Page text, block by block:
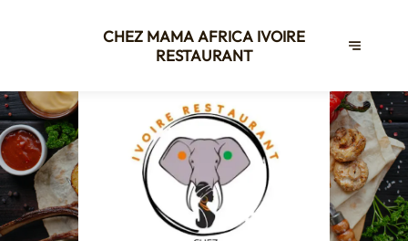
CHEZ MAMA AFRICA IVOIRE
RESTAURANT